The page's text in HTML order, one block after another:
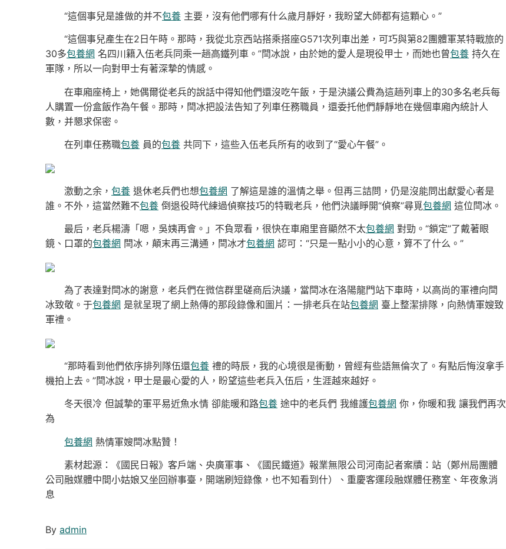
“這個事兒是誰做的并不包養 主要，沒有他們哪有什么歲月靜好，我盼望大師都有這顆心。”
“這個事兒產生在2日午時。那時，我從北京西站搭乘搭座G571次列車出差，可巧與第82團體軍某特戰旅的
30多包養網 名四川籍入伍老兵同乘一趟高鐵列車。”閆冰說，由於她的愛人是現役甲士，而她也曾包養 持久在
軍隊，所以一向對甲士有著深摯的情感。
在車廂座椅上，她偶爾從老兵的說話中得知他們還沒吃午飯，于是決議公費為這趟列車上的30多名老兵每
人購置一份盒飯作為午餐。那時，閆冰把設法告知了列車任務職員，還委托他們靜靜地在幾個車廂內統計人
數，并懇求保密。
在列車任務職包養 員的包養 共同下，這些入伍老兵所有的收到了“愛心午餐”。
激動之余， 包養 退休老兵們也想包養網 了解這是誰的溫情之舉。但再三詰問，仍是沒能問出獻愛心者是
誰。不外，這當然難不包養 倒退役時代練過偵察技巧的特戰老兵，他們決議睜開“偵察”尋覓包養網 這位閆冰。
最后，老兵楊濤「嗯，吳姨再會。」不負眾看，很快在車廂里音顯然不太包養網 對勁。“鎖定”了戴著眼
鏡、口罩的包養網 閆冰，顛末再三溝通，閆冰才包養網 認可：“只是一點小小的心意，算不了什么。”
為了表達對閆冰的謝意，老兵們在微信群里磋商后決議，當閆冰在洛陽龍門站下車時，以高尚的軍禮向閆
冰致敬。于包養網 是就呈現了網上熱傳的那段錄像和圖片：一排老兵在站包養網 臺上整潔排隊，向熱情軍嫂致
軍禮。
“那時看到他們依序排列隊伍還包養 禮的時辰，我的心境很是衝動，曾經有些語無倫次了。有點后悔沒拿手
機拍上去。”閆冰說，甲士是最心愛的人，盼望這些老兵入伍后，生涯越來越好。
冬天很冷 但誠摯的軍平易近魚水情 卻能暖和路包養 途中的老兵們 我維護包養網 你，你暖和我 讓我們再次
為
包養網 熱情軍嫂閆冰點贊！
素材起源：《國民日報》客戶端、央廣軍事、《國民鐵道》報業無限公司河南記者案牘：站（鄭州局團體
公司融媒體中間小姑娘又坐回辦事臺，開端刷短錄像，也不知看到什）、重慶客運段融媒體任務室、年夜象消
息
By admin